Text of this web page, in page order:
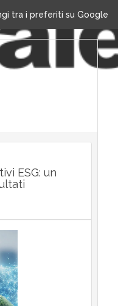
tra i preferiti su Google
ESG: un